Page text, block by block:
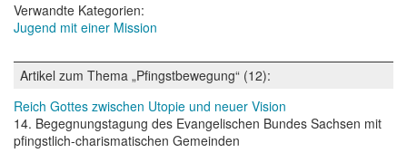
Verwandte Kategorien:
Jugend mit einer Mission
Artikel zum Thema „Pfingstbewegung“ (12):
Reich Gottes zwischen Utopie und neuer Vision
14. Begegnungstagung des Evangelischen Bundes Sachsen mit
pfingstlich-charismatischen Gemeinden